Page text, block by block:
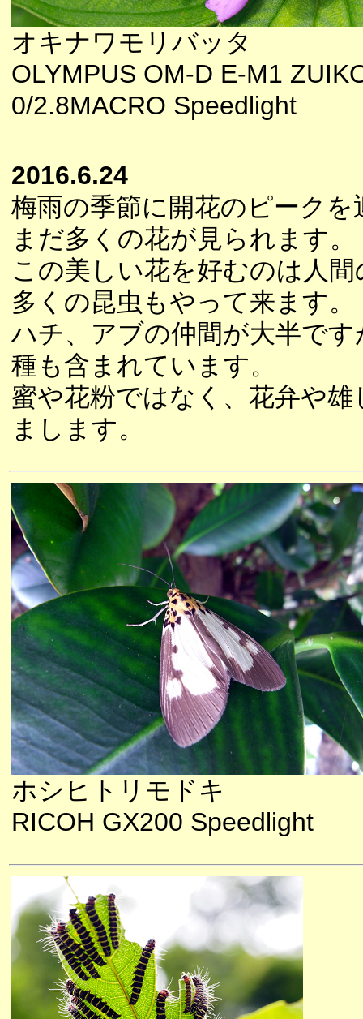
オキナワモリバッタ
OLYMPUS OM-D E-M1
0/2.8MACRO Speedlight
2016.6.24
梅雨の季節に開花のピーク
まだ多くの花が見られます。
この美しい花を好むのは人
多くの昆虫もやって来ます。
ハチ、アブの仲間が大半で
種も含まれています。
蜜や花粉ではなく、花弁や
まします。
ホシヒトリモドキ
RICOH GX200 Speedlight